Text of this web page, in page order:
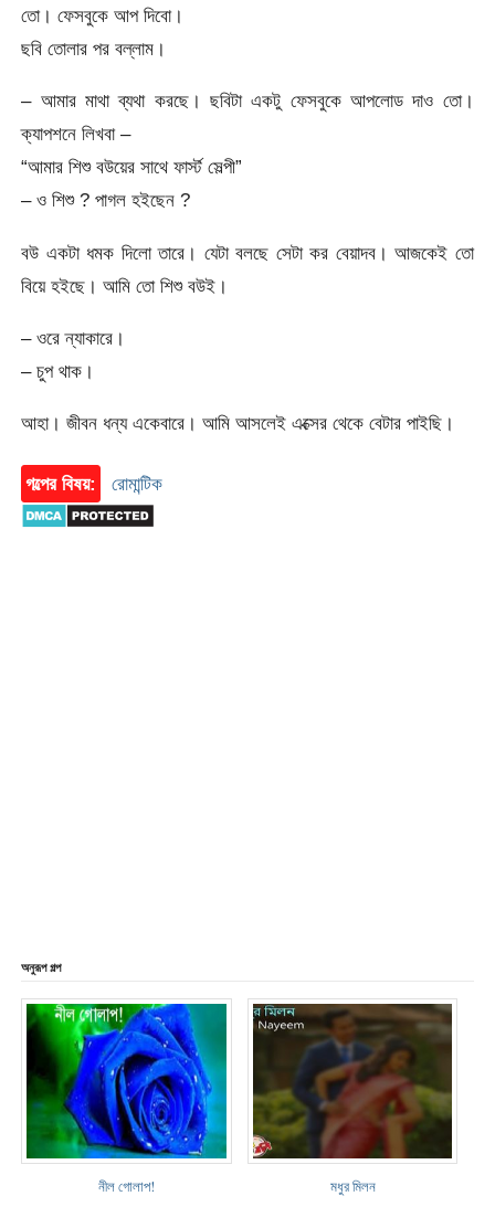
তো। ফেসবুকে আপ দিবো।
ছবি তোলার পর বল্লাম।
– আমার মাথা ব্যথা করছে। ছবিটা একটু ফেসবুকে আপলোড দাও তো।
ক্যাপশনে লিখবা –
“আমার শিশু বউয়ের সাথে ফার্স্ট সেল্পী”
– ও শিশু ? পাগল হইছেন ?
বউ একটা ধমক দিলো তারে। যেটা বলছে সেটা কর বেয়াদব। আজকেই তো
বিয়ে হইছে। আমি তো শিশু বউই।
– ওরে ন্যাকারে।
– চুপ থাক।
আহা। জীবন ধন্য একেবারে। আমি আসলেই এক্সের থেকে বেটার পাইছি।
গল্পের বিষয়: রোমান্টিক
অনুরূপ গল্প
নীল গোলাপ! মধুর মিলন